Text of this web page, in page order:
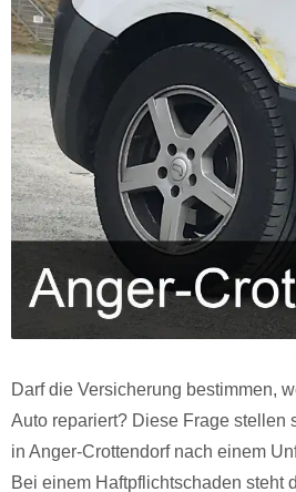
Darf die Versicherung bestimmen,
Auto repariert? Diese Frage stellen
in Anger-Crottendorf nach einem
Bei einem Haftpflichtschaden steht